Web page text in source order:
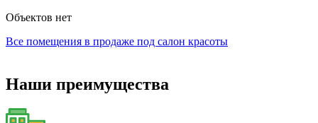
Объектов нет
Все помещения в продаже под салон красоты
Наши преимущества